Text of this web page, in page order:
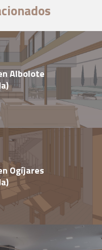
Albolote
Ogíjares